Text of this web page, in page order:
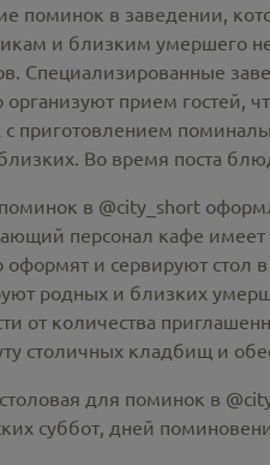
поминок в заведении,
и близким умершего
Специализированные
организуют прием гостей,
с приготовлением
Во время поста
в @city_short
персонал кафе имеет
оформят и сервируют стол
родных и близких
от количества
столичных кладбищ и
для поминок в
суббот, дней